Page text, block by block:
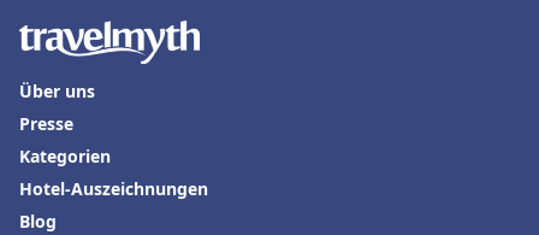
Über uns
Presse
Kategorien
Hotel-Auszeichnungen
Blog